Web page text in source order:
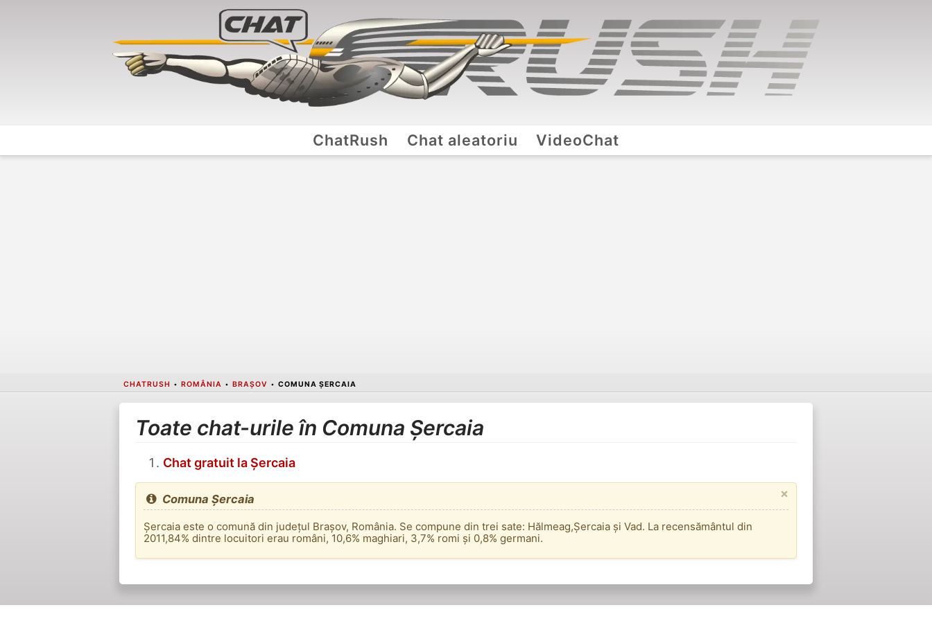
ChatRush Chat aleatoriu VideoChat
CHATRUSH • ROMÂNIA • BRAȘOV • COMUNA ȘERCAIA
Toate chat-urile în Comuna Șercaia
Chat gratuit la Șercaia
×
Comuna Șercaia
Șercaia este o comună din județul Brașov, România. Se compune din trei sate: Hălmeag,Șercaia și Vad. La recensământul din
2011,84% dintre locuitori erau români, 10,6% maghiari, 3,7% romi și 0,8% germani.